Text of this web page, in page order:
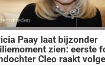
Paay laat bijzonder
zien: eerste
Cleo raakt